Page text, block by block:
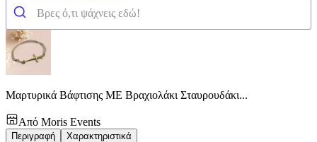
Μαρτυρικά Βάφτισης ME Βραχιολάκι Σταυρουδάκι...
Από Moris Events
Περιγραφή Χαρακτηριστικά